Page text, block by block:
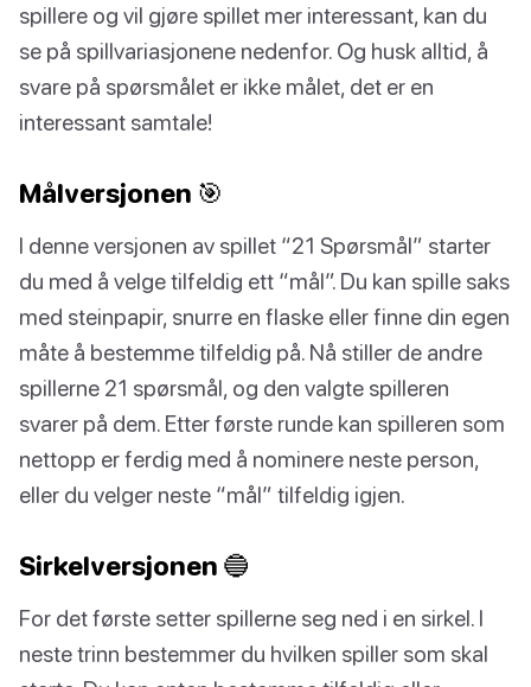
spillere og vil gjøre spillet mer interessant, kan du
se på spillvariasjonene nedenfor. Og husk alltid, å
svare på spørsmålet er ikke målet, det er en
interessant samtale!
Målversjonen 🎯
I denne versjonen av spillet “21 Spørsmål” starter
du med å velge tilfeldig ett “mål”. Du kan spille saks
med steinpapir, snurre en flaske eller finne din egen
måte å bestemme tilfeldig på. Nå stiller de andre
spillerne 21 spørsmål, og den valgte spilleren
svarer på dem. Etter første runde kan spilleren som
nettopp er ferdig med å nominere neste person,
eller du velger neste “mål” tilfeldig igjen.
Sirkelversjonen 🔵
For det første setter spillerne seg ned i en sirkel. I
neste trinn bestemmer du hvilken spiller som skal